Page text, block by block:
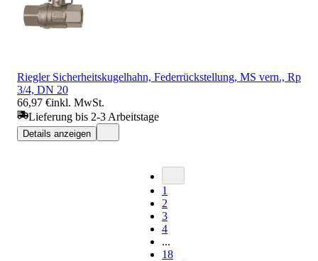
Riegler Sicherheitskugelhahn, Federrückstellung, MS vern., Rp
3/4, DN 20
66,97 €inkl. MwSt.
Lieferung bis 2-3 Arbeitstage
Details anzeigen
1
2
3
4
...
18